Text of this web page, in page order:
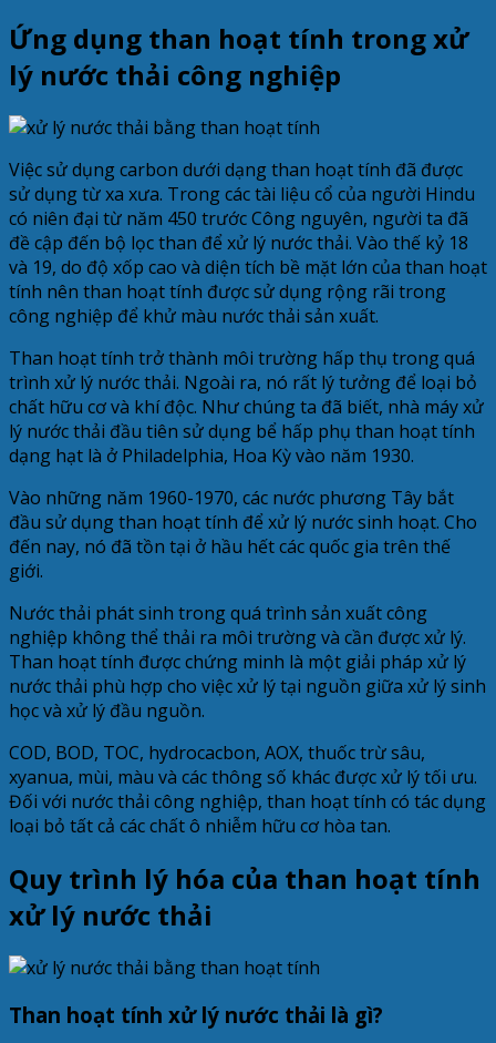
Ứng dụng than hoạt tính trong xử
lý nước thải công nghiệp
Việc sử dụng carbon dưới dạng than hoạt tính đã được
sử dụng từ xa xưa. Trong các tài liệu cổ của người Hindu
có niên đại từ năm 450 trước Công nguyên, người ta đã
đề cập đến bộ lọc than để xử lý nước thải. Vào thế kỷ 18
và 19, do độ xốp cao và diện tích bề mặt lớn của than hoạt
tính nên than hoạt tính được sử dụng rộng rãi trong
công nghiệp để khử màu nước thải sản xuất.
Than hoạt tính trở thành môi trường hấp thụ trong quá
trình xử lý nước thải. Ngoài ra, nó rất lý tưởng để loại bỏ
chất hữu cơ và khí độc. Như chúng ta đã biết, nhà máy xử
lý nước thải đầu tiên sử dụng bể hấp phụ than hoạt tính
dạng hạt là ở Philadelphia, Hoa Kỳ vào năm 1930.
Vào những năm 1960-1970, các nước phương Tây bắt
đầu sử dụng than hoạt tính để xử lý nước sinh hoạt. Cho
đến nay, nó đã tồn tại ở hầu hết các quốc gia trên thế
giới.
Nước thải phát sinh trong quá trình sản xuất công
nghiệp không thể thải ra môi trường và cần được xử lý.
Than hoạt tính được chứng minh là một giải pháp xử lý
nước thải phù hợp cho việc xử lý tại nguồn giữa xử lý sinh
học và xử lý đầu nguồn.
COD, BOD, TOC, hydrocacbon, AOX, thuốc trừ sâu,
xyanua, mùi, màu và các thông số khác được xử lý tối ưu.
Đối với nước thải công nghiệp, than hoạt tính có tác dụng
loại bỏ tất cả các chất ô nhiễm hữu cơ hòa tan.
Quy trình lý hóa của than hoạt tính
xử lý nước thải
Than hoạt tính xử lý nước thải là gì?